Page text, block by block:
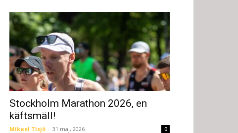
Stockholm Marathon 2026, en
käftsmäll!
Mikael Tisjö - 31 maj, 2026 0